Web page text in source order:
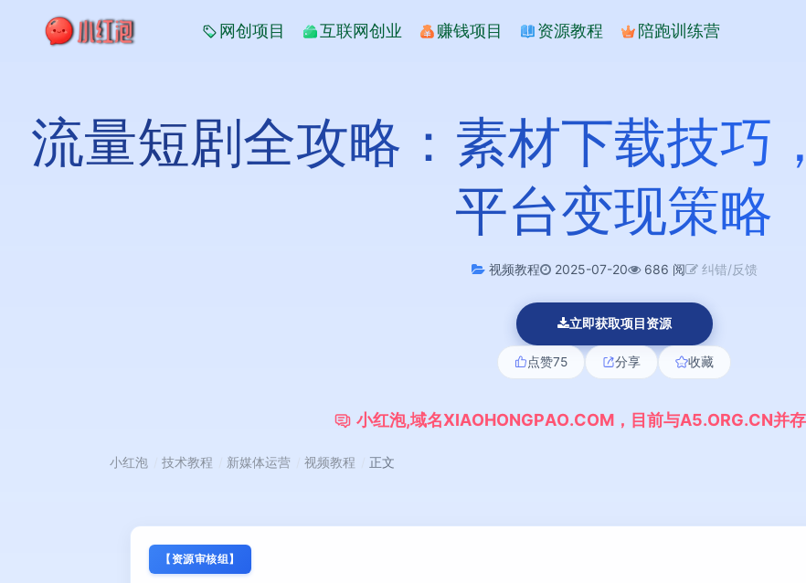
网创项目 互联网创业 赚钱项目 资源教程 陪跑训练营
流量短剧全攻略：素材下载技巧
平台变现策略
视频教程 2025-07-20 686 阅 纠错/反馈
立即获取项目资源
点赞75 分享 收藏
小红泡,域名XIAOHONGPAO.COM ， 目 前与A5.ORG.CN并存
小红泡 技术教程 新媒体运营 视频教程 正文
【资源审核组】